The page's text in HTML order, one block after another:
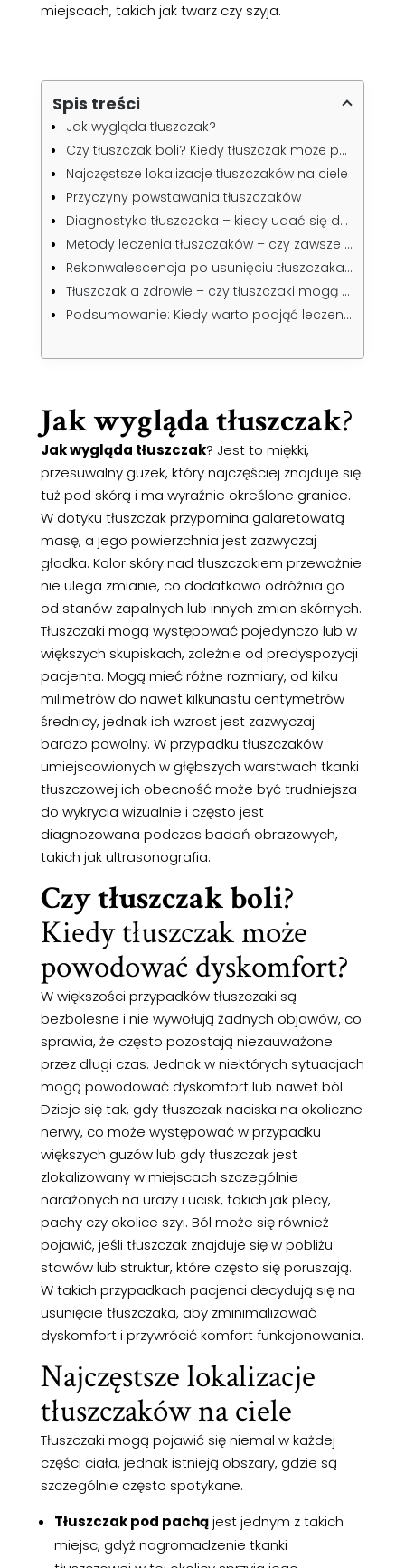
miejscach, takich jak twarz czy szyja.
Spis treści
Jak wygląda tłuszczak?
Czy tłuszczak boli? Kiedy tłuszczak może powodować dyskomfort?
Najczęstsze lokalizacje tłuszczaków na ciele
Przyczyny powstawania tłuszczaków
Diagnostyka tłuszczaka – kiedy udać się do lekarza?
Metody leczenia tłuszczaków – czy zawsze wymagają usunięcia?
Rekonwalescencja po usunięciu tłuszczaka – czego można się spodziewać?
Tłuszczak a zdrowie – czy tłuszczaki mogą być niebezpieczne?
Podsumowanie: Kiedy warto podjąć leczenie tłuszczaka?
Jak wygląda tłuszczak?
Jak wygląda tłuszczak? Jest to miękki,
przesuwalny guzek, który najczęściej znajduje się
tuż pod skórą i ma wyraźnie określone granice.
W dotyku tłuszczak przypomina galaretowatą
masę, a jego powierzchnia jest zazwyczaj
gładka. Kolor skóry nad tłuszczakiem przeważnie
nie ulega zmianie, co dodatkowo odróżnia go
od stanów zapalnych lub innych zmian skórnych.
Tłuszczaki mogą występować pojedynczo lub w
większych skupiskach, zależnie od predyspozycji
pacjenta. Mogą mieć różne rozmiary, od kilku
milimetrów do nawet kilkunastu centymetrów
średnicy, jednak ich wzrost jest zazwyczaj
bardzo powolny. W przypadku tłuszczaków
umiejscowionych w głębszych warstwach tkanki
tłuszczowej ich obecność może być trudniejsza
do wykrycia wizualnie i często jest
diagnozowana podczas badań obrazowych,
takich jak ultrasonografia.
Czy tłuszczak boli?
Kiedy tłuszczak może
powodować dyskomfort?
W większości przypadków tłuszczaki są
bezbolesne i nie wywołują żadnych objawów, co
sprawia, że często pozostają niezauważone
przez długi czas. Jednak w niektórych sytuacjach
mogą powodować dyskomfort lub nawet ból.
Dzieje się tak, gdy tłuszczak naciska na okoliczne
nerwy, co może występować w przypadku
większych guzów lub gdy tłuszczak jest
zlokalizowany w miejscach szczególnie
narażonych na urazy i ucisk, takich jak plecy,
pachy czy okolice szyi. Ból może się również
pojawić, jeśli tłuszczak znajduje się w pobliżu
stawów lub struktur, które często się poruszają.
W takich przypadkach pacjenci decydują się na
usunięcie tłuszczaka, aby zminimalizować
dyskomfort i przywrócić komfort funkcjonowania.
Najczęstsze lokalizacje
tłuszczaków na ciele
Tłuszczaki mogą pojawić się niemal w każdej
części ciała, jednak istnieją obszary, gdzie są
szczególnie często spotykane.
Tłuszczak pod pachąjest jednym z takich
miejsc, gdyż nagromadzenie tkanki